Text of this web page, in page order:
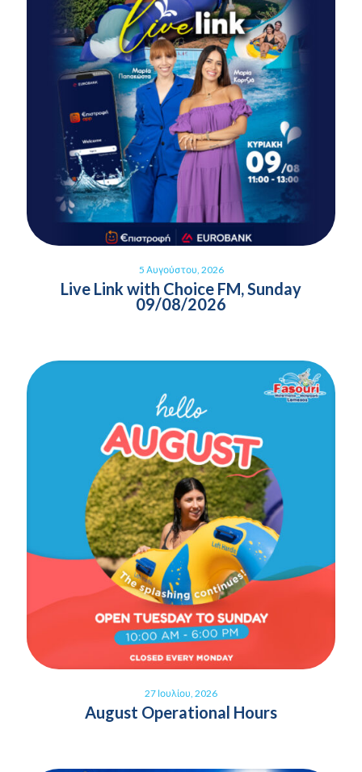
5 Αυγούστου, 2026
Live Link with Choice FM, Sunday
09/08/2026
27 Ιουλίου, 2026
August Operational Hours